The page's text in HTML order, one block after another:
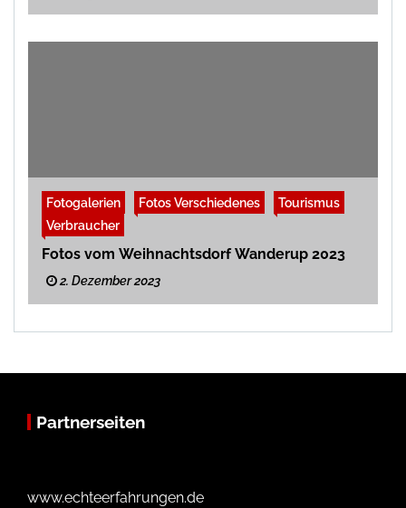
Fotogalerien Fotos Verschiedenes
Tourismus
Verbraucher
Fotos vom Weihnachtsdorf Wanderup 2023
2. Dezember 2023
Partnerseiten
www.echteerfahrungen.de